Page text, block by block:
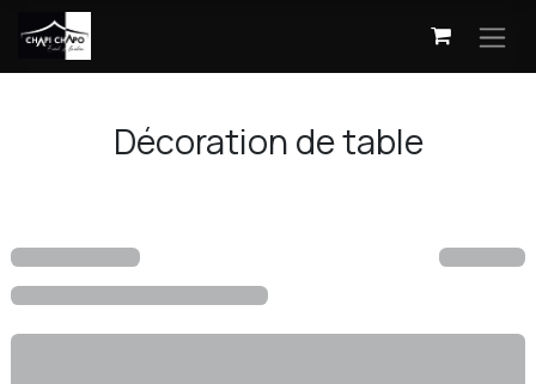
Se rendre au contenu
Décoration de table